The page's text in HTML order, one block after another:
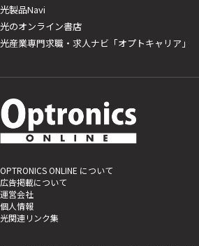
光製品Navi
光のオンライン書店
光産業専門求職・求人ナビ「オプトキャリア」
OPTRONICS ONLINE について
広告掲載について
運営会社
個人情報
光関連リンク集